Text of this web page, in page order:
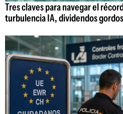
Tres claves para navegar el
turbulencia IA, dividendos